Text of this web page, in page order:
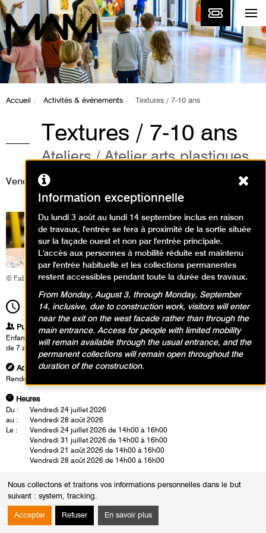
Nous collectons et traitons vos informations personnelles dans le but
suivant : system, tracking.
Accepter Refuser En savoir plus
Accueil Activités & événements Textures / 7-10 ans
Textures / 7-10 ans
Ateliers / Atelier arts plastiques
Vendredi 24 juillet 2026
© Fabrice Gaboriau
14h00 Durée2h00
Publics
Enfants / Ados
de 7 ans à 10 ans
Adresse
Rendez-vous dans le hall d'accueil du musée
Heures
Du :
Vendredi 24 juillet 2026
au :
Vendredi 28 août 2026
Le :
Vendredi 24 juillet 2026 de 14h00 à 16h00
Vendredi 31 juillet 2026 de 14h00 à 16h00
Vendredi 21 août 2026 de 14h00 à 16h00
Vendredi 28 août 2026 de 14h00 à 16h00
rapides ou lents, légers ou appuyés, déliés ou pleins. Ils comparent des
effets de matière : surfaces lisses ou granuleuses, collages superposés,
sable qui accroche la lumière, papiers déchirés qui créent des bords
vibrants. On parle de rythme (répétitions, alternances), de contraste
Information exceptionnelle
Du lundi 3 août au lundi 14 septembre inclus en raison
de travaux, l'entrée se fera à proximité de la sortie située
sur la façade ouest et non par l'entrée principale.
L'accès aux personnes à mobilité réduite est maintenu
par l'entrée habituelle et les collections permanentes
restent accessibles pendant toute la durée des travaux.
From Monday, August 3, through Monday, September
14, inclusive, due to construction work, visitors will enter
near the exit on the west facade rather than through the
main entrance. Access for people with limited mobility
will remain available through the usual entrance, and the
permanent collections will remain open throughout the
duration of the construction.